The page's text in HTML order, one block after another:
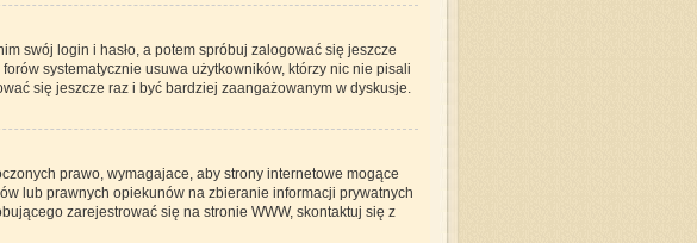
swój login i hasło, a potem spróbuj zalogować się jeszcze
systematycznie usuwa użytkowników, którzy nic nie pisali
się jeszcze raz i być bardziej zaangażowanym w dyskusje.
prawo, wymagajace, aby strony internetowe mogące
lub prawnych opiekunów na zbieranie informacji prywatnych
zarejestrować się na stronie WWW, skontaktuj się z